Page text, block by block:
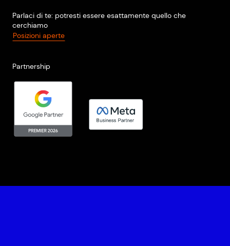
Parlaci di te: potresti essere esattamente quello che
cerchiamo
Posizioni aperte
Partnership